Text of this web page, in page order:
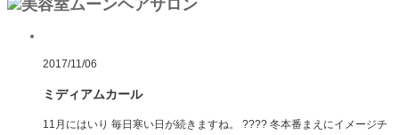
2017/11/06
ミディアムカール
11月にはいり 毎日寒い日が続きますね。 ???? 冬本番まえにイメージチ